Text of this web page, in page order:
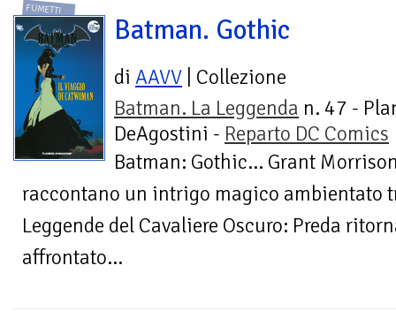
FUMETTI
Batman. Gothic
di AAVV | Collezione
Batman. La Leggenda n. 47 -
DeAgostini - Reparto DC Comics
Batman: Gothic… Grant
raccontano un intrigo magico ambientato
Leggende del Cavaliere Oscuro: Preda
affrontato...